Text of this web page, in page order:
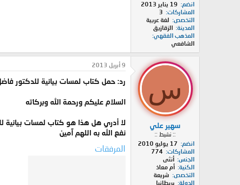
انضم
19 يناير 2013
المشاركات
3
التخصص
لغة عربية
المدينة الزقازيق
المذهب الفقهي
الشافعي
س
سهير علي
:: نشيط ::
انضم
17 يوليو 2010
المشاركات
774
الجنس أنثى
الكنية أم معاذ
التخصص
شريعة
الدولة
بريطانيا
9 أبريل 2013
رد: حمل كتاب لمسات بيانية للدكتور
السلام عليكم ورحمة الله وبركاته
لا أدري هل هذا هو كتاب لمسات بيانية
نفع الله به اللهم آمين
المرفقات